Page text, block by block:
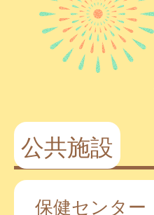
公共施設
保健センター